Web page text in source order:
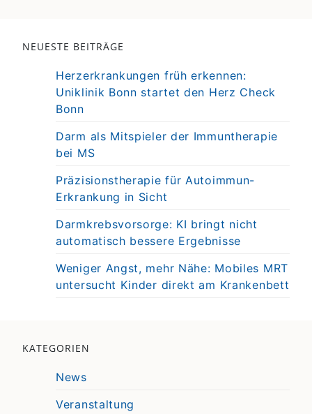
NEUESTE BEITRÄGE
Herzerkrankungen früh erkennen:
Uniklinik Bonn startet den Herz Check
Bonn
Darm als Mitspieler der Immuntherapie
bei MS
Präzisionstherapie für Autoimmun-
Erkrankung in Sicht
Darmkrebsvorsorge: KI bringt nicht
automatisch bessere Ergebnisse
Weniger Angst, mehr Nähe: Mobiles MRT
untersucht Kinder direkt am Krankenbett
KATEGORIEN
News
Veranstaltung